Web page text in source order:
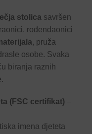
stolica savršen
rođendaonici
, pruža
osobe. Svaka
biranja raznih
(FSC certifikat) –
imena djeteta